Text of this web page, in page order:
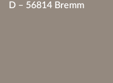
D – 56814 Bremm